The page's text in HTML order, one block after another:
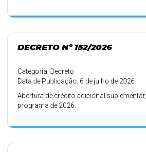
DECRETO Nº 152/2026
Categoria: Decreto
Data de Publicação: 6 de julho de 2026
Abertura de crédito adicional
programa de 2026.